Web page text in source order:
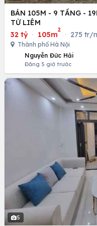
BÁN 105M - 9 TẦNG -
TỪ LIÊM
32 tỷ · 105m
2
· 275 tr/
Thành phố Hà Nội
Nguyễn Đức Hải
Đăng 5 giờ trước
5